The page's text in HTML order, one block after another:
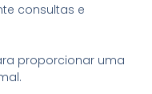
consultas e
proporcionar uma